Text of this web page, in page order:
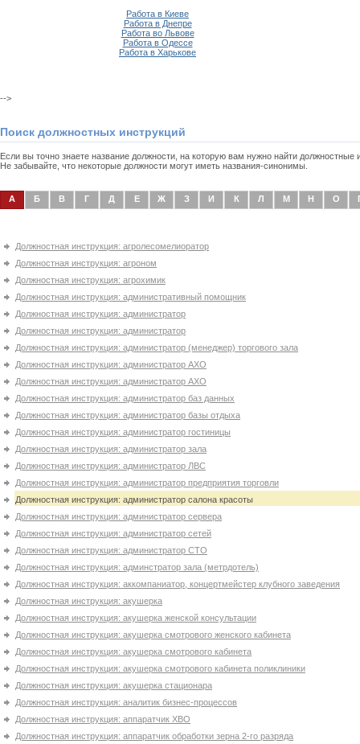
Работа в Киеве
Работа в Днепре
Работа во Львове
Работа в Одессе
Работа в Харькове
-->
Поиск должностных инструкций
Если вы точно знаете название должности, на которую вам нужно найти
Не забывайте, что некоторые должности могут иметь названия-синонимы.
А Б В Г Д Е Ж З И К Л М Н О
Должностная инструкция: агролесомелиоратор
Должностная инструкция: агроном
Должностная инструкция: агрохимик
Должностная инструкция: административный помощник
Должностная инструкция: администратор
Должностная инструкция: администратор
Должностная инструкция: администратор (менеджер) торгового зала
Должностная инструкция: администратор АХО
Должностная инструкция: администратор АХО
Должностная инструкция: администратор баз данных
Должностная инструкция: администратор базы отдыха
Должностная инструкция: администратор гостиницы
Должностная инструкция: администратор зала
Должностная инструкция: администратор ЛВС
Должностная инструкция: администратор предприятия торговли
Должностная инструкция: администратор салона красоты
Должностная инструкция: администратор сервера
Должностная инструкция: администратор сетей
Должностная инструкция: администратор СТО
Должностная инструкция: админстратор зала (метрдотель)
Должностная инструкция: аккомпаниатор, концертмейстер клубного заведения
Должностная инструкция: акушерка
Должностная инструкция: акушерка женской консультации
Должностная инструкция: акушерка смотрового женского кабинета
Должностная инструкция: акушерка смотрового кабинета
Должностная инструкция: акушерка смотрового кабинета поликлиники
Должностная инструкция: акушерка стационара
Должностная инструкция: аналитик бизнес-процессов
Должностная инструкция: аппаратчик XBО
Должностная инструкция: аппаратчик обработки зерна 2-го разряда